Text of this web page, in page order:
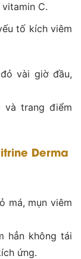
C.
tố kích viêm
vài giờ đầu,
và trang điểm
Derma
má, mụn viêm
hẳn không tái
ứng.